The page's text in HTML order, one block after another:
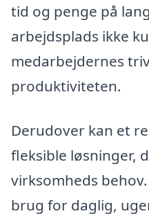
tid og penge på
arbejdsplads ikke
medarbejdernes
produktiviteten.
Derudover kan et
fleksible løsninger,
virksomheds
brug for daglig,